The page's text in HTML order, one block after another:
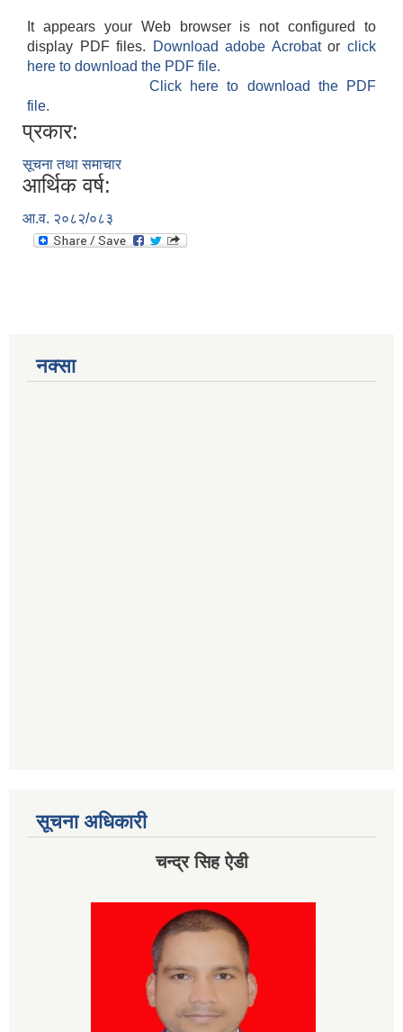
It appears your Web browser is not configured to
display PDF files.
Download adobe Acrobatorclick
here to download the PDF file.
Click here to download the PDF
file.
प्रकार:
सूचना तथा समाचार
आर्थिक वर्ष:
आ.व. २०८२/०८३
नक्सा
सूचना अधिकारी
चन्द्र सिह ऐडी